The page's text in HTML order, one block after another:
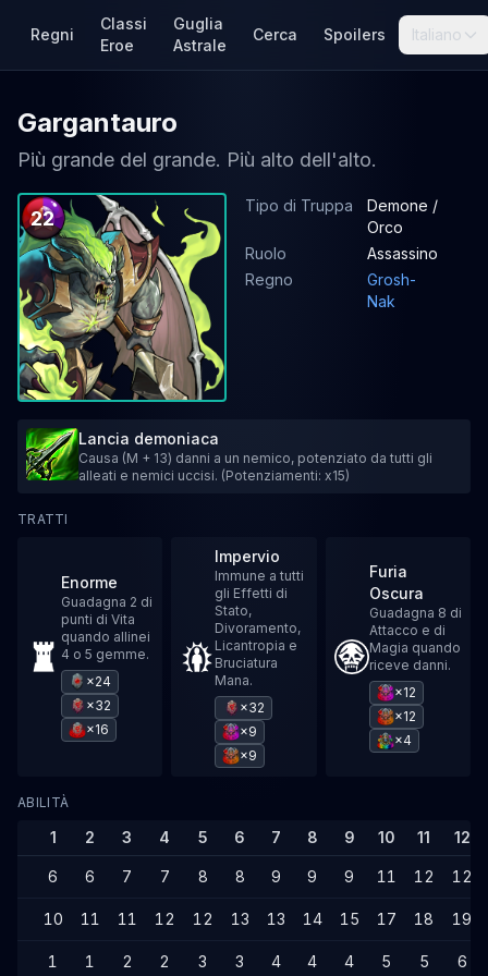
Regni
Classi
Eroe
Guglia
Astrale
Cerca Spoilers Italiano
Gargantauro
Più grande del grande. Più alto dell'alto.
22
Tipo di Truppa
Demone /
Orco
Ruolo
Assassino
Regno
Grosh-
Nak
Lancia demoniaca
Causa (M + 13) danni a un nemico, potenziato da tutti gli
alleati e nemici uccisi. (Potenziamenti: x15)
TRATTI
Enorme
Guadagna 2 di
punti di Vita
quando allinei
4 o 5 gemme.
×24
×32
×16
Impervio
Immune a tutti
gli Effetti di
Stato,
Divoramento,
Licantropia e
Bruciatura
Mana.
×32
×9
×9
Furia
Oscura
Guadagna 8 di
Attacco e di
Magia quando
riceve danni.
×12
×12
×4
ABILITÀ
1 2 3 4 5 6 7 8 9 10 11 12
6 6 7 7 8 8 9 9 9 11 12 12
10 11 11 12 12 13 13 14 15 17 18 19
1 1 2 2 3 3 4 4 4 5 5 6